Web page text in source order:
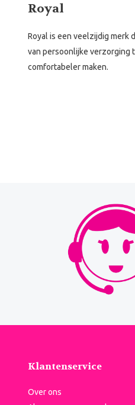
Royal
Royal is een veelzijdig
van persoonlijke verzorging
comfortabeler maken.
Klantenservice
Over ons